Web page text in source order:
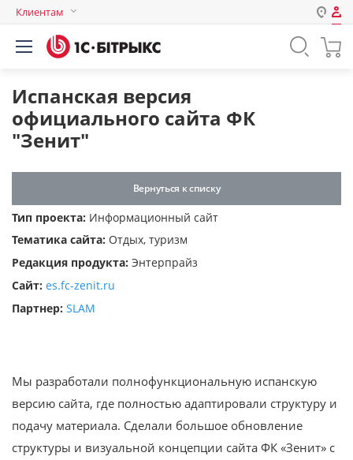
Клиентам
Авторизация
Логин
Запомнить меня на этом
компьютере
Забыли свой пароль?
Испанская версия
официального сайта ФК
"Зенит"
Вернуться к списку
Тип проекта: Информационный сайт
Тематика сайта: Отдых, туризм
Редакция продукта: Энтерпрайз
Сайт: es.fc-zenit.ru
Партнер: SLAM
Мы разработали полнофункциональную испанскую
версию сайта, где полностью адаптировали структуру и
подачу материала. Сделали большое обновление
структуры и визуальной концепции сайта ФК «Зенит» с